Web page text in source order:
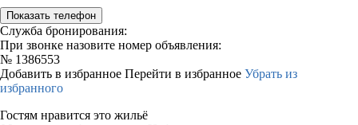
Показать телефон
Служба бронирования:
При звонке назовите номер объявления:
№ 1386553
Добавить в избранное Перейти в избранное Убрать из
избранного
Гостям нравится это жильё